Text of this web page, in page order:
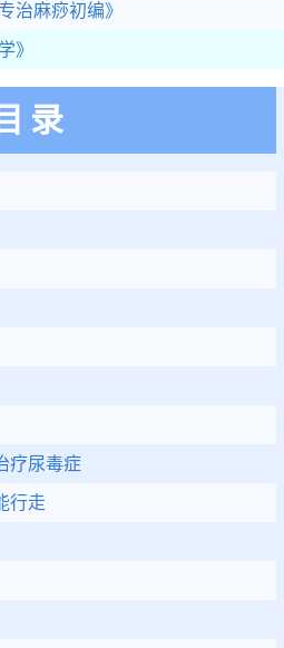
专治麻痧初编》
》
目录
疗尿毒症
行走